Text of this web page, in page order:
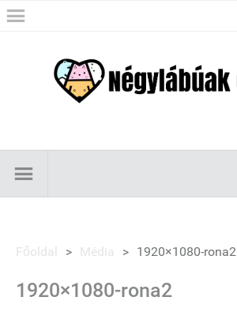
Főoldal > Média > 1920×1080-rona2
1920×1080-rona2